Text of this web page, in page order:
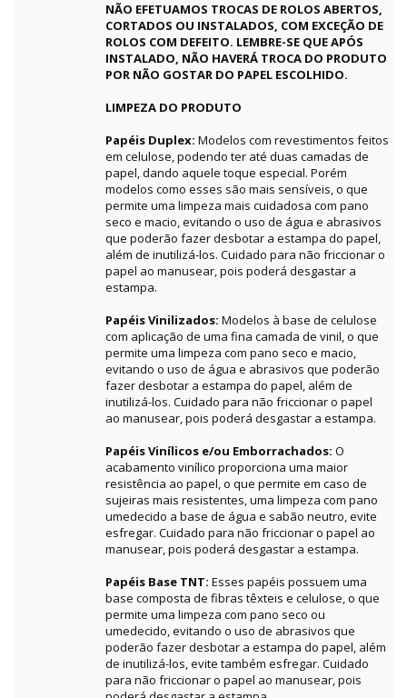
NÃO EFETUAMOS TROCAS DE ROLOS ABERTOS,
CORTADOS OU INSTALADOS, COM EXCEÇÃO DE
ROLOS COM DEFEITO. LEMBRE-SE QUE APÓS
INSTALADO, NÃO HAVERÁ TROCA DO PRODUTO
POR NÃO GOSTAR DO PAPEL ESCOLHIDO.
LIMPEZA DO PRODUTO
Papéis Duplex: Modelos com revestimentos feitos
em celulose, podendo ter até duas camadas de
papel, dando aquele toque especial. Porém
modelos como esses são mais sensíveis, o que
permite uma limpeza mais cuidadosa com pano
seco e macio, evitando o uso de água e abrasivos
que poderão fazer desbotar a estampa do papel,
além de inutilizá-los. Cuidado para não friccionar o
papel ao manusear, pois poderá desgastar a
estampa.
Papéis Vinilizados: Modelos à base de celulose
com aplicação de uma fina camada de vinil, o que
permite uma limpeza com pano seco e macio,
evitando o uso de água e abrasivos que poderão
fazer desbotar a estampa do papel, além de
inutilizá-los. Cuidado para não friccionar o papel
ao manusear, pois poderá desgastar a estampa.
Papéis Vinílicos e/ou Emborrachados: O
acabamento vinílico proporciona uma maior
resistência ao papel, o que permite em caso de
sujeiras mais resistentes, uma limpeza com pano
umedecido a base de água e sabão neutro, evite
esfregar. Cuidado para não friccionar o papel ao
manusear, pois poderá desgastar a estampa.
Papéis Base TNT: Esses papéis possuem uma
base composta de fibras têxteis e celulose, o que
permite uma limpeza com pano seco ou
umedecido, evitando o uso de abrasivos que
poderão fazer desbotar a estampa do papel, além
de inutilizá-los, evite também esfregar. Cuidado
para não friccionar o papel ao manusear, pois